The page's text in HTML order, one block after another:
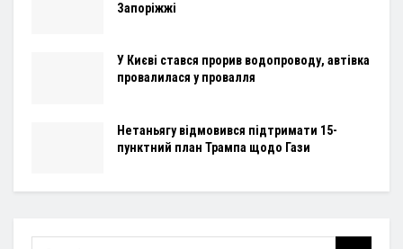
Запоріжжі
У Києві стався прорив водопроводу, автівка
провалилася у провалля
Нетаньягу відмовився підтримати 15-
пунктний план Трампа щодо Гази